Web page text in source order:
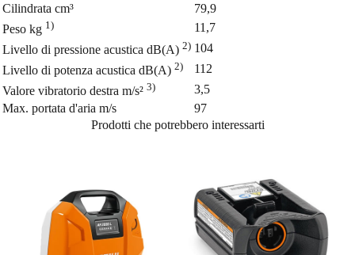
Cilindrata cm³
79,9
Peso kg 1)
11,7
Livello di pressione acustica dB(A) 2) 104
Livello di potenza acustica dB(A) 2)
112
Valore vibratorio destra m/s² 3)
3,5
Max. portata d'aria m/s
97
Prodotti che potrebbero interessarti